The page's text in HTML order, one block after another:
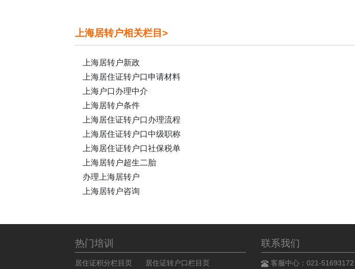
上海居转户相关栏目>
上海居转户新政
上海居住证转户口申请材料
上海户口办理中介
上海居转户条件
上海居住证转户口办理流程
上海居住证转户口中级职称
上海居住证转户口社保税单
上海居转户超生二胎
办理上海居转户
上海居转户咨询
热门培训
居住证积分栏目页 居住证转户口栏目页
联系我们
客服中心：021-51693172